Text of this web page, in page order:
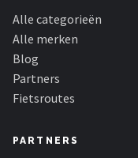
Alle categorieën
Alle merken
Blog
Partners
Fietsroutes
PARTNERS